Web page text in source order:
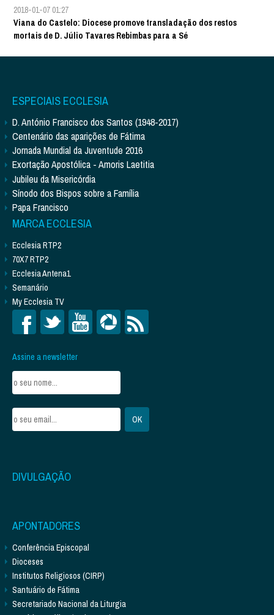
2018-01-07 01:27
Viana do Castelo: Diocese promove transladação dos restos
mortais de D. Júlio Tavares Rebimbas para a Sé
ESPECIAIS ECCLESIA
D. António Francisco dos Santos (1948-2017)
Centenário das aparições de Fátima
Jornada Mundial da Juventude 2016
Exortação Apostólica - Amoris Laetitia
Jubileu da Misericórdia
Sínodo dos Bispos sobre a Família
Papa Francisco
MARCA ECCLESIA
Ecclesia RTP2
70X7 RTP2
Ecclesia Antena1
Semanário
My Ecclesia TV
Assine a newsletter
DIVULGAÇÃO
APONTADORES
Conferência Episcopal
Dioceses
Institutos Religiosos (CIRP)
Santuário de Fátima
Secretariado Nacional da Liturgia